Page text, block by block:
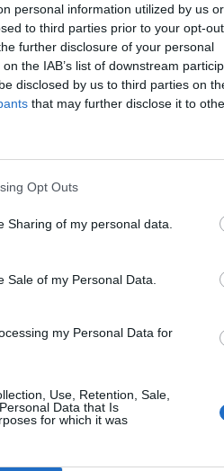
personal information utilized by us or
to third parties prior to your opt-
further disclosure of your personal
the IAB’s list of downstream
disclosed by us to third parties on
that may further disclose it to
Opt Outs
Sharing of my personal data.
Sale of my Personal Data.
my Personal Data for
Use, Retention, Sale,
Data that Is
for which it was